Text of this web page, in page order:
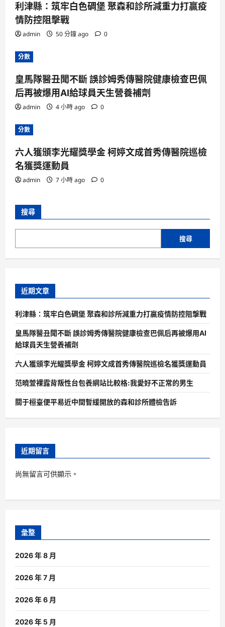
利津縣：筑牢白色碉堡 聚森和診所減重力打贏疫
情防控阻擊戰
admin 50 分鐘 ago 0
分數
皇馬隊醫丑聞不斷 誤診姆秀傳醫院健康檢查巴佩
后再被爆用AI給球員天生營養補劑
admin 4 小時 ago 0
分數
六人獲頒李光耀獎學金 柯婷文成首秀傳醫院巡檢
名獲獎運動員
admin 7 小時 ago 0
搜尋
搜尋
近期文章
利津縣：筑牢白色碉堡 聚森和診所減重力打贏疫情防控阻擊戰
皇馬隊醫丑聞不斷 誤診姆秀傳醫院健康檢查巴佩后再被爆用AI
給球員天生營養補劑
六人獲頒李光耀獎學金 柯婷文成首秀傳醫院巡檢名獲獎運動員
范曉萱裸露背叛性台包養網站比較格:我愛好不正常的男生
關于桓臺便平易近中間暫緩開放的森和診所體檢告訴
近期留言
尚無留言可供顯示。
彙整
2026 年 8 月
2026 年 7 月
2026 年 6 月
2026 年 5 月